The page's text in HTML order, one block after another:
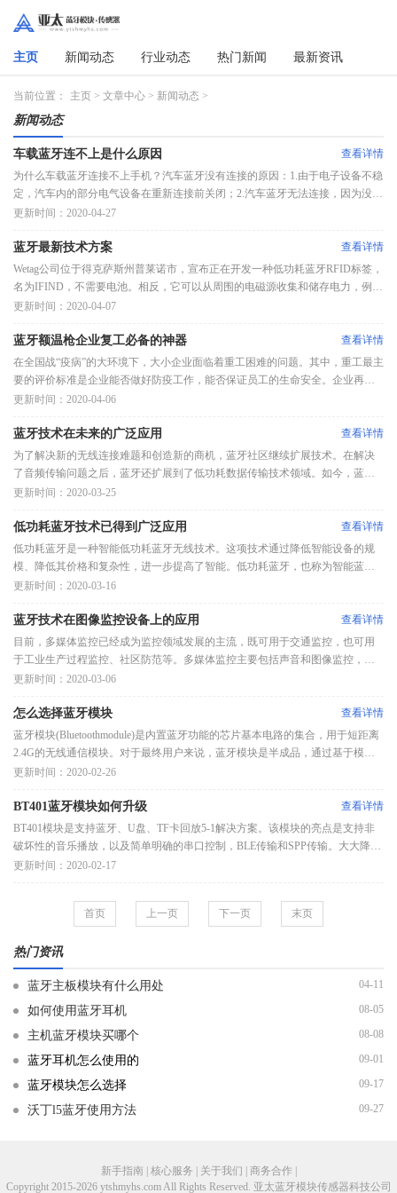
主页 新闻动态 行业动态 热门新闻 最新资讯
当前位置： 主页 > 文章中心 > 新闻动态 >
新闻动态
车载蓝牙连不上是什么原因
查看详情
为什么车载蓝牙连接不上手机？汽车蓝牙没有连接的原因：1.由于电子设备不稳
定，汽车内的部分电气设备在重新连接前关闭；2.汽车蓝牙无法连接，因为没有
呼叫音频。3.由于蓝牙设备的兼容性，建议删除配对和重新连接。4、手机系统
更新时间：2020-04-27
蓝牙最新技术方案
查看详情
Wetag公司位于得克萨斯州普莱诺市，宣布正在开发一种低功耗蓝牙RFID标签，
名为IFIND，不需要电池。相反，它可以从周围的电磁源收集和储存电力，例如
无线路由器和其他Wi-Fi设备、手机天线、电视天线，并存储在移动电源中。根
更新时间：2020-04-07
蓝牙额温枪企业复工必备的神器
查看详情
在全国战“疫病”的大环境下，大小企业面临着重工困难的问题。其中，重工最主
要的评价标准是企业能否做好防疫工作，能否保证员工的生命安全。企业再工
防疫除了大量口罩、消毒用品外，还需要重要的东西，它是温度枪。由于病毒
更新时间：2020-04-06
蓝牙技术在未来的广泛应用
查看详情
为了解决新的无线连接难题和创造新的商机，蓝牙社区继续扩展技术。在解决
了音频传输问题之后，蓝牙还扩展到了低功耗数据传输技术领域。如今，蓝牙
不断满足市场对室内定位服务和可靠的大型设备网络的需求。最新发布的2019
更新时间：2020-03-25
低功耗蓝牙技术已得到广泛应用
查看详情
低功耗蓝牙是一种智能低功耗蓝牙无线技术。这项技术通过降低智能设备的规
模、降低其价格和复杂性，进一步提高了智能。低功耗蓝牙，也称为智能蓝
牙，开始作为蓝牙4.0核心规范的一部分。在蓝牙技术联盟采用之前,它是诺基亚
更新时间：2020-03-16
蓝牙技术在图像监控设备上的应用
查看详情
目前，多媒体监控已经成为监控领域发展的主流，既可用于交通监控，也可用
于工业生产过程监控、社区防范等。多媒体监控主要包括声音和图像监控，其
中包含在图像中的信息最丰富、最有用，图像监控成为多媒体监控的重要组成
更新时间：2020-03-06
怎么选择蓝牙模块
查看详情
蓝牙模块(Bluetoothmodule)是内置蓝牙功能的芯片基本电路的集合，用于短距离
2.4G的无线通信模块。对于最终用户来说，蓝牙模块是半成品，通过基于模块
重新开发功能、封装外壳等工序，实现可以利用蓝牙通信的最终产品。BLE蓝牙
更新时间：2020-02-26
BT401蓝牙模块如何升级
查看详情
BT401模块是支持蓝牙、U盘、TF卡回放5-1解决方案。该模块的亮点是支持非
破坏性的音乐播放，以及简单明确的串口控制，BLE传输和SPP传输。大大降低
了嵌入蓝牙在其它产品的开发难度方法/步骤将文件updatabfu复制到tf卡和u磁
更新时间：2020-02-17
首页 上一页 下一页 末页
热门资讯
蓝牙主板模块有什么用处 04-11
如何使用蓝牙耳机 08-05
主机蓝牙模块买哪个 08-08
蓝牙耳机怎么使用的 09-01
蓝牙模块怎么选择 09-17
沃丁l5蓝牙使用方法 09-27
新手指南 | 核心服务 | 关于我们 | 商务合作 |
Copyright 2015-2026 ytshmyhs.com All Rights Reserved. 亚太蓝牙模块传感器科技公司